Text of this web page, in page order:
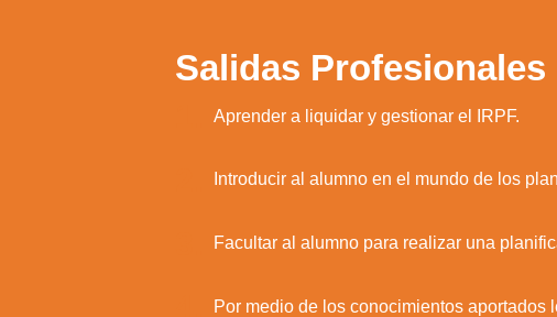
Salidas Profesionales
Aprender a liquidar y gestionar el IRPF.
Introducir al alumno en el mundo de los
Facultar al alumno para realizar una
Por medio de los conocimientos aportados